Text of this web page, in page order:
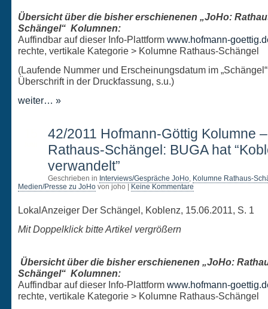
Übersicht über die bisher erschienenen „JoHo:
Schängel“ Kolumnen:
Auffindbar auf dieser Info-Plattform www.hofmann-
rechte, vertikale Kategorie > Kolumne Rathaus-Schängel
(Laufende Nummer und Erscheinungsdatum im
Überschrift in der Druckfassung, s.u.)
weiter… »
42/2011 Hofmann-Göttig Kolumne
Rathaus-Schängel: BUGA hat
verwandelt”
Geschrieben in Interviews/Gespräche JoHo, Kolumne Rathaus-
Medien/Presse zu JoHo von joho | Keine Kommentare
LokalAnzeiger Der Schängel, Koblenz, 15.06.2011, S. 1
Mit Doppelklick bitte Artikel vergrößern
Übersicht über die bisher erschienenen „JoHo:
Schängel“ Kolumnen:
Auffindbar auf dieser Info-Plattform www.hofmann-
rechte, vertikale Kategorie > Kolumne Rathaus-Schängel